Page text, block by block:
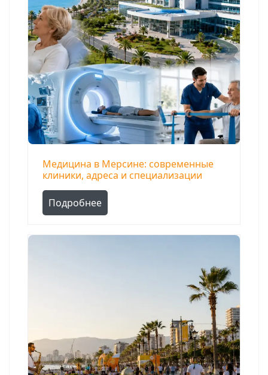
Медицина в Мерсине: современные
клиники, адреса и специализации
Подробнее